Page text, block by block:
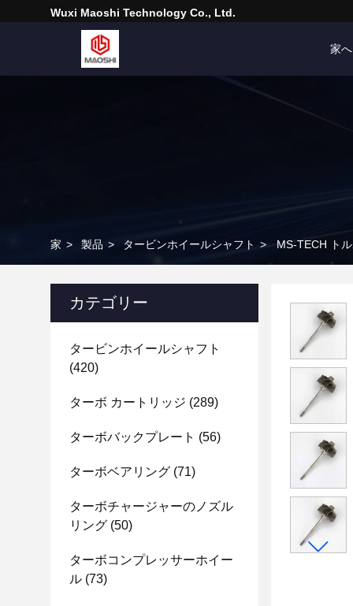
Wuxi Maoshi Technology Co., Ltd.
家へ
家 > 製品 > タービンホイールシャフト > MS-TECH ト
カテゴリー
タービンホイールシャフト
(420)
ターボ カートリッジ (289)
ターボバックプレート (56)
ターボベアリング (71)
ターボチャージャーのノズル
リング (50)
ターボコンプレッサーホイー
ル (73)